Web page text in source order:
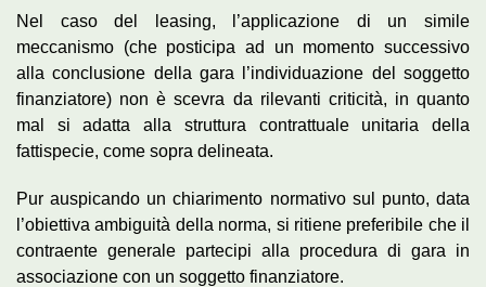
Nel caso del leasing, l’applicazione di un simile
meccanismo (che posticipa ad un momento successivo
alla conclusione della gara l’individuazione del soggetto
finanziatore) non è scevra da rilevanti criticità, in quanto
mal si adatta alla struttura contrattuale unitaria della
fattispecie, come sopra delineata.
Pur auspicando un chiarimento normativo sul punto, data
l’obiettiva ambiguità della norma, si ritiene preferibile che il
contraente generale partecipi alla procedura di gara in
associazione con un soggetto finanziatore.